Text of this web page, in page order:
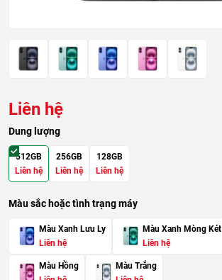
Liên hệ
Dung lượng
512GB
Liên hệ
256GB
Liên hệ
128GB
Liên hệ
Màu sắc hoặc tình trạng máy
Màu Xanh Lưu Ly
Liên hệ
Màu Xanh Mòng Két
Liên hệ
Màu Hồng
Màu Trắng